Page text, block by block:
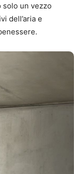
solo un vezzo
dell’aria e